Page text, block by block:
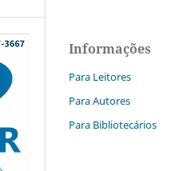
Informações
Para Leitores
Para Autores
Para Bibliotecários